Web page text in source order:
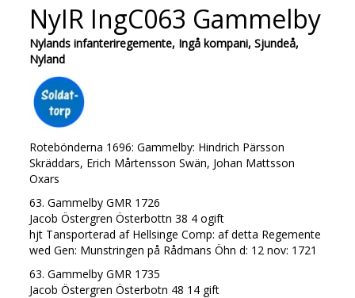
NyIR IngC063 Gammelby
Nylands infanteriregemente, Ingå kompani, Sjundeå,
Nyland
Rotebönderna 1696: Gammelby: Hindrich Pärsson
Skräddars, Erich Mårtensson Swän, Johan Mattsson
Oxars
63. Gammelby GMR 1726
Jacob Östergren Österbottn 38 4 ogift
hjt Tansporterad af Hellsinge Comp: af detta Regemente
wed Gen: Munstringen på Rådmans Öhn d: 12 nov: 1721
63. Gammelby GMR 1735
Jacob Östergren Österbotn 48 14 gift